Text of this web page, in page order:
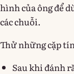
hình của ông để
các chuỗi.
Thử những cặp
Sau khi đánh